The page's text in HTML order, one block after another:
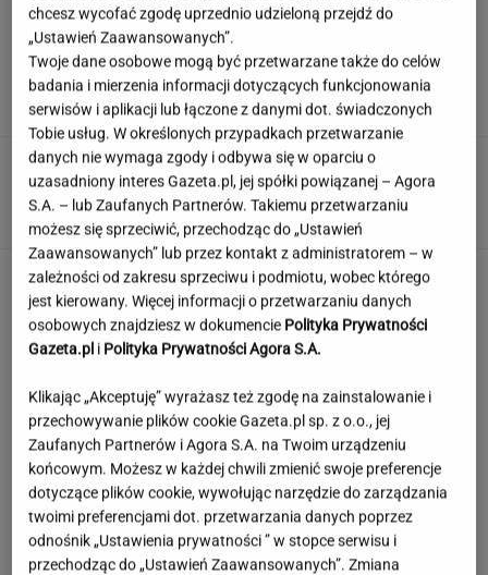
Księżniczka musi iść do wojska. Tyle czasu
spędzi w armii
Urzędnicy pukają do domów. Chcą paragonów
MATERIAŁ PROMOCYJNY
chcesz wycofać zgodę uprzednio udzieloną przejdź do
„Ustawień Zaawansowanych”.
Twoje dane osobowe mogą być przetwarzane także do celów
badania i mierzenia informacji dotyczących funkcjonowania
serwisów i aplikacji lub łączone z danymi dot. świadczonych
Tobie usług. W określonych przypadkach przetwarzanie
danych nie wymaga zgody i odbywa się w oparciu o
uzasadniony interes Gazeta.pl, jej spółki powiązanej – Agora
S.A. – lub Zaufanych Partnerów. Takiemu przetwarzaniu
możesz się sprzeciwić, przechodząc do „Ustawień
Zaawansowanych” lub przez kontakt z administratorem – w
zależności od zakresu sprzeciwu i podmiotu, wobec którego
jest kierowany. Więcej informacji o przetwarzaniu danych
osobowych znajdziesz w dokumencie Polityka Prywatności
Gazeta.pl i Polityka Prywatności Agora S.A.
Klikając „Akceptuję” wyrażasz też zgodę na zainstalowanie i
przechowywanie plików cookie Gazeta.pl sp. z o.o., jej
Zaufanych Partnerów i Agora S.A. na Twoim urządzeniu
końcowym. Możesz w każdej chwili zmienić swoje preferencje
dotyczące plików cookie, wywołując narzędzie do zarządzania
twoimi preferencjami dot. przetwarzania danych poprzez
odnośnik „Ustawienia prywatności ” w stopce serwisu i
przechodząc do „Ustawień Zaawansowanych”. Zmiana